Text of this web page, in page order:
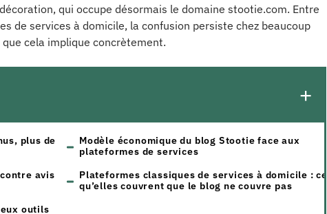
qui occupe désormais le domaine stootie.com. Entre
de services à domicile, la confusion persiste chez beaucoup
cela implique concrètement.
plus de
Modèle économique du blog Stootie face aux
plateformes de services
avis
Plateformes classiques de services à domicile : ce
qu’elles couvrent que le blog ne couvre pas
outils